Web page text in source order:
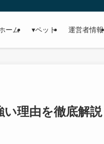
ーム ▾ペット 運営者情報
理由を徹底解説